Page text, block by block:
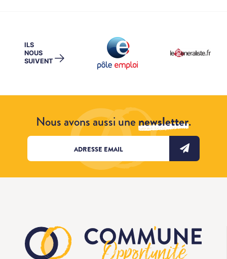
ILS
NOUS
SUIVENT →
Nous avons aussi unenewsletter.